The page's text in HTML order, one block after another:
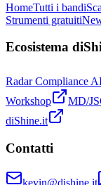
HomeTutti i bandi
Strumenti gratuiti
Ecosistema
Radar Compliance
Workshop
MD/
diShine.it
Contatti
kevin@dishine.it